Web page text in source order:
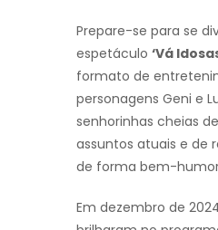
Prepare-se para se
espetáculo ‘Vá
formato de
personagens Geni e
senhorinhas cheias
assuntos atuais e de
de forma bem-
Em dezembro de